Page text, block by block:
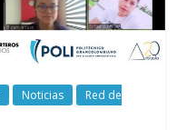
Noticias
Red de